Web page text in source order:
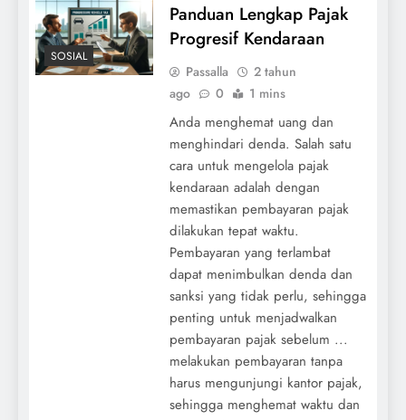
SOSIAL
Panduan Lengkap Pajak
Progresif Kendaraan
Passalla
2 tahun
ago
0 1 mins
Anda menghemat uang dan
menghindari denda. Salah satu
cara untuk mengelola pajak
kendaraan adalah dengan
memastikan pembayaran pajak
dilakukan tepat waktu.
Pembayaran yang terlambat
dapat menimbulkan denda dan
sanksi yang tidak perlu, sehingga
penting untuk menjadwalkan
pembayaran pajak sebelum ...
melakukan pembayaran tanpa
harus mengunjungi kantor pajak,
sehingga menghemat waktu dan